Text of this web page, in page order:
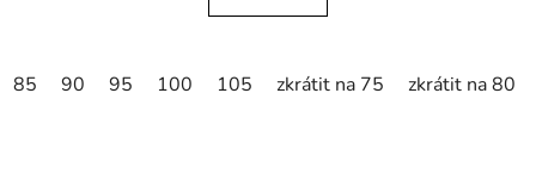
85 90 95 100 105 zkrátit na 75 zkrátit na 80